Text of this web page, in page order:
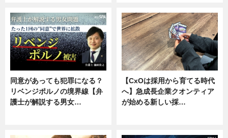
同意があっても犯罪になる？
リベンジポルノの境界線【弁
護士が解説する男女…
【CxOは採用から育てる時代
へ】急成長企業クオンティア
が始める新しい採…